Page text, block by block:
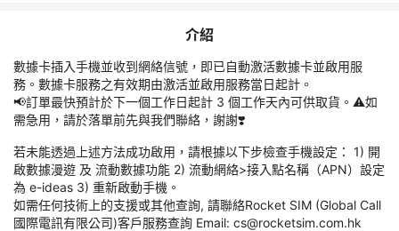
特別提示
此產品只限永安旅遊員工購買，非永安員工恕不受理。
此優惠只適用於永安旅遊員工及其家屬朋友個人使用，任何情況不
得轉售。
下單時請於「取票方式」選擇 公司自取 或 分行取件。 📢訂單最
介紹
數據卡插入手機並收到網絡信號，即已自動激活數據卡並啟用服
務。數據卡服務之有效期由激活並啟用服務當日起計。
📢訂單最快預計於下一個工作日起計 3 個工作天內可供取貨。⚠️如
需急用，請於落單前先與我們聯絡，謝謝❣️
若未能透過上述方法成功啟用，請根據以下步檢查手機設定： 1) 開
啟數據漫遊 及 流動數據功能 2) 流動網絡>接入點名稱（APN）設定
為 e-ideas 3) 重新啟動手機。
如需任何技術上的支援或其他查詢, 請聯絡Rocket SIM (Global Call
國際電訊有限公司)客戶服務查詢 Email: cs@rocketsim.com.hk